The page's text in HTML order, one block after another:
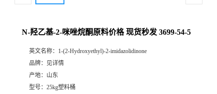
N-羟乙基-2-咪唑烷酮原料价格 现货秒发 3699-54-5
英文名称： 1-(2-Hydroxyethyl)-2-imidazolidinone
品牌：
见详情
产地： 山东
型号： 25kg塑料桶